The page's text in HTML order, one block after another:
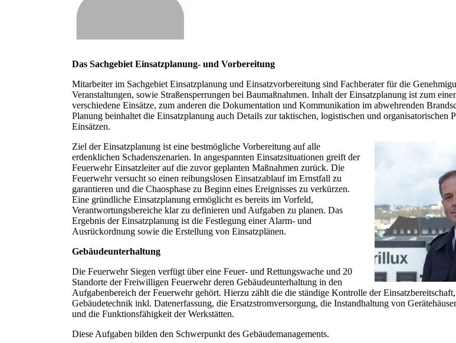
Das Sachgebiet Einsatzplanung- und Vorbereitung
Mitarbeiter im Sachgebiet Einsatzplanung und Einsatzvorbereitung sind Fachberater für die
Veranstaltungen, sowie Straßensperrungen bei Baumaßnahmen. Inhalt der Einsatzplanung ist zum
verschiedene Einsätze, zum anderen die Dokumentation und Kommunikation im abwehrenden
Planung beinhaltet die Einsatzplanung auch Details zur taktischen, logistischen und organisatorischen
Einsätzen.
Ziel der Einsatzplanung ist eine bestmögliche Vorbereitung auf alle
erdenklichen Schadenszenarien. In angespannten Einsatzsituationen greift der
Feuerwehr Einsatzleiter auf die zuvor geplanten Maßnahmen zurück. Die
Feuerwehr versucht so einen reibungslosen Einsatzablauf im Ernstfall zu
garantieren und die Chaosphase zu Beginn eines Ereignisses zu verkürzen.
Eine gründliche Einsatzplanung ermöglicht es bereits im Vorfeld,
Verantwortungsbereiche klar zu definieren und Aufgaben zu planen. Das
Ergebnis der Einsatzplanung ist die Festlegung einer Alarm- und
Ausrückordnung sowie die Erstellung von Einsatzplänen.
Gebäudeunterhaltung
Die Feuerwehr Siegen verfügt über eine Feuer- und Rettungswache und 20
Standorte der Freiwilligen Feuerwehr deren Gebäudeunterhaltung in den
Aufgabenbereich der Feuerwehr gehört. Hierzu zählt die die ständige Kontrolle der
Gebäudetechnik inkl. Datenerfassung, die Ersatzstromversorgung, die Instandhaltung von
und die Funktionsfähigkeit der Werkstätten.
Diese Aufgaben bilden den Schwerpunkt des Gebäudemanagements.